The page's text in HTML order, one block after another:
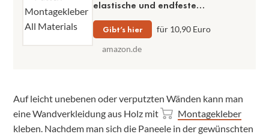
elastische und endfeste
Verklebung, gleicht kleine
Unebenheiten im Untergrund aus,
hohe Anfangshaftung
Gibt’s hier
für 10,90 Euro
amazon.de
Auf leicht unebenen oder verputzten Wänden kann man
eine Wandverkleidung aus Holz mit
Montagekleber
kleben. Nachdem man sich die Paneele in der gewünschten